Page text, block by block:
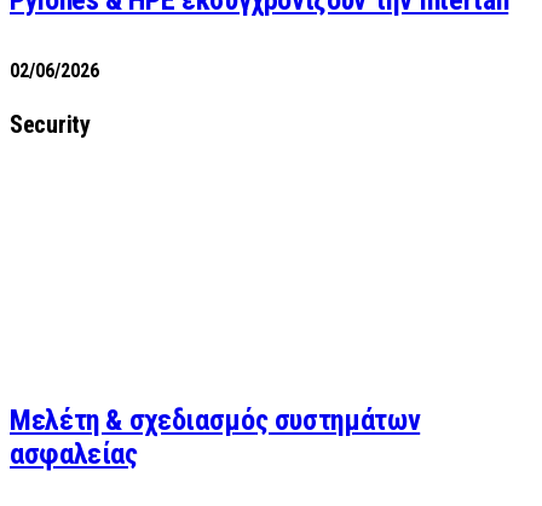
02/06/2026
Security
Μελέτη & σχεδιασμός συστημάτων
ασφαλείας